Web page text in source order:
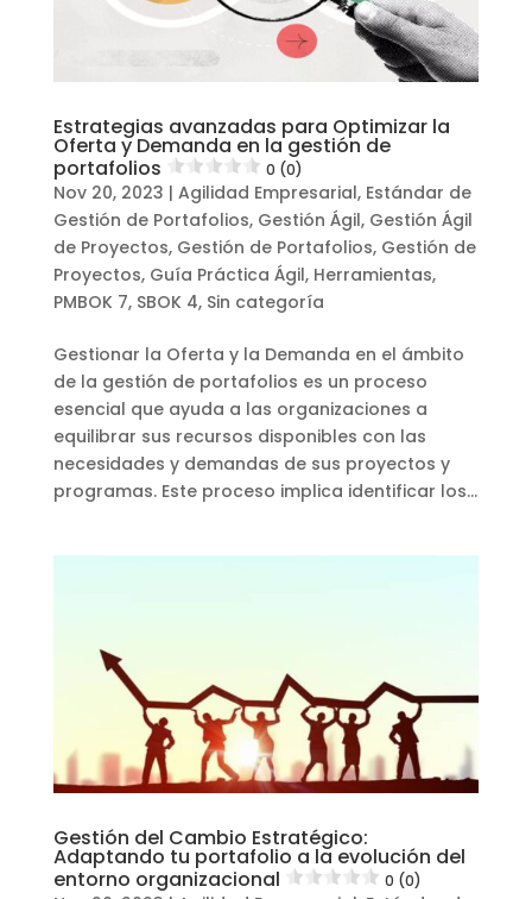
Estrategias avanzadas para Optimizar la
Oferta y Demanda en la gestión de
portafolios
0 (0)
Nov 20, 2023 | Agilidad Empresarial, Estándar de
Gestión de Portafolios, Gestión Ágil, Gestión Ágil
de Proyectos, Gestión de Portafolios, Gestión de
Proyectos, Guía Práctica Ágil, Herramientas,
PMBOK 7, SBOK 4, Sin categoría
Gestionar la Oferta y la Demanda en el ámbito
de la gestión de portafolios es un proceso
esencial que ayuda a las organizaciones a
equilibrar sus recursos disponibles con las
necesidades y demandas de sus proyectos y
programas. Este proceso implica identificar los...
Gestión del Cambio Estratégico:
Adaptando tu portafolio a la evolución del
entorno organizacional
0 (0)